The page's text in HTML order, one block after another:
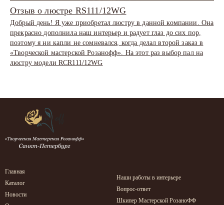
Отзыв о люстре RS111/12WG
Добрый день! Я уже приобретал люстру в данной компании. Она
прекрасно дополнила наш интерьер и радует глаз до сих пор,
поэтому я ни капли не сомневался, когда делал второй заказ в
«Творческой мастерской Розанофф». На этот раз выбор пал на
люстру модели RCR111/12WG
Главная
Каталог
Новости
Наши работы в интерьере
Вопрос-ответ
Шкипер Мастерской РозаноФФ